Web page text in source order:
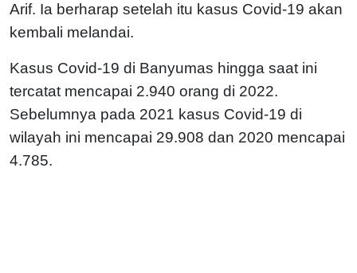
Arif. Ia berharap setelah itu kasus Covid-19 akan
kembali melandai.
Kasus Covid-19 di Banyumas hingga saat ini
tercatat mencapai 2.940 orang di 2022.
Sebelumnya pada 2021 kasus Covid-19 di
wilayah ini mencapai 29.908 dan 2020 mencapai
4.785.